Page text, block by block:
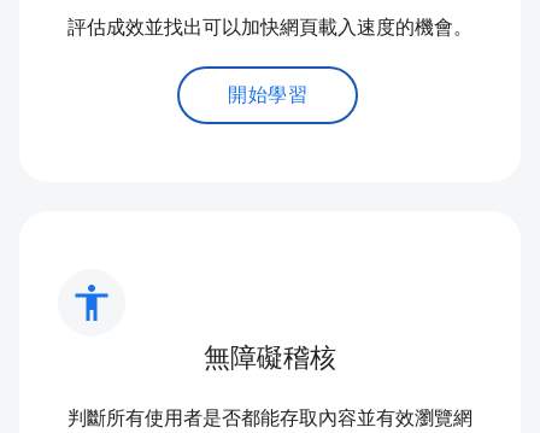
評估成效並找出可以加快網頁載入速度的機會。
開始學習
accessibility
無障礙稽核
判斷所有使用者是否都能存取內容並有效瀏覽網